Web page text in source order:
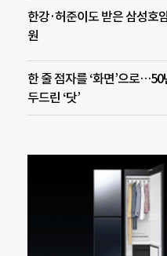
한강·허준이도 받은 삼성호
원
한 줄 점자를 ‘화면’으로
두드린 ‘닷’